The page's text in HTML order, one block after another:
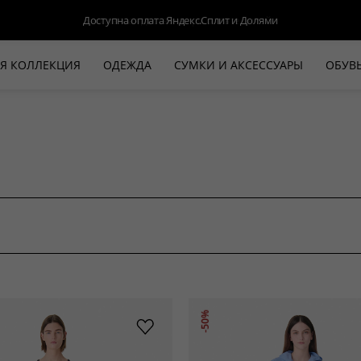
Доступна оплата Яндекс.Сплит и Долями
КОЛЛЕКЦИЯ ОДЕЖДА
ДЛЯ НЕГО
СУМКИ И АКСЕССУАРЫ
-50%